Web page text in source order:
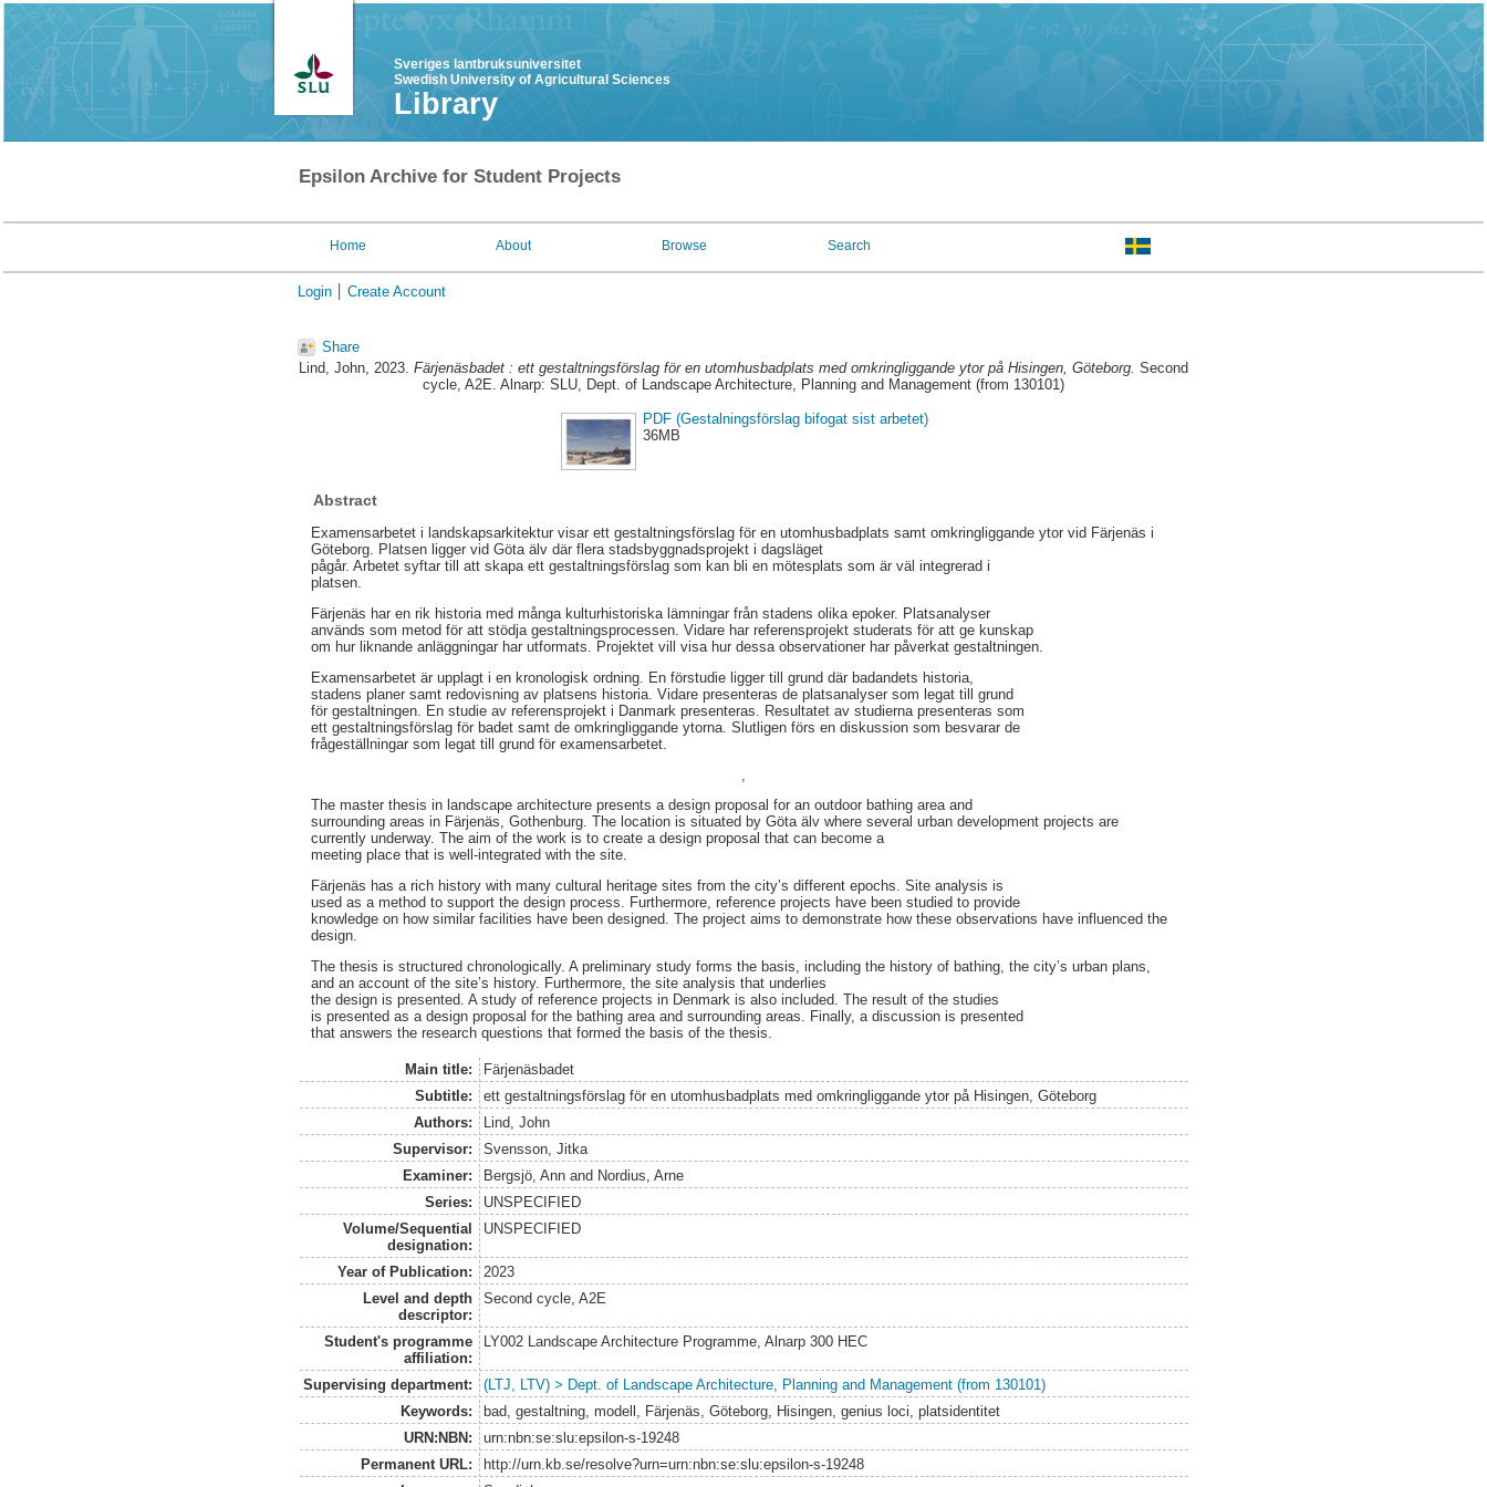
Sveriges lantbruksuniversitet
Swedish University of Agricultural Sciences
Library
Epsilon Archive for Student Projects
Home About Browse Search
Login Create Account
Share
Lind, John, 2023. Färjenäsbadet : ett gestaltningsförslag för en utomhusbadplats med omkringliggande ytor på Hisingen, Göteborg. Second
cycle, A2E. Alnarp: SLU, Dept. of Landscape Architecture, Planning and Management (from 130101)
PDF (Gestalningsförslag bifogat sist arbetet)
36MB
Abstract
Examensarbetet i landskapsarkitektur visar ett gestaltningsförslag för en utomhusbadplats samt omkringliggande ytor vid Färjenäs i
Göteborg. Platsen ligger vid Göta älv där flera stadsbyggnadsprojekt i dagsläget
pågår. Arbetet syftar till att skapa ett gestaltningsförslag som kan bli en mötesplats som är väl integrerad i
platsen.
Färjenäs har en rik historia med många kulturhistoriska lämningar från stadens olika epoker. Platsanalyser
används som metod för att stödja gestaltningsprocessen. Vidare har referensprojekt studerats för att ge kunskap
om hur liknande anläggningar har utformats. Projektet vill visa hur dessa observationer har påverkat gestaltningen.
Examensarbetet är upplagt i en kronologisk ordning. En förstudie ligger till grund där badandets historia,
stadens planer samt redovisning av platsens historia. Vidare presenteras de platsanalyser som legat till grund
för gestaltningen. En studie av referensprojekt i Danmark presenteras. Resultatet av studierna presenteras som
ett gestaltningsförslag för badet samt de omkringliggande ytorna. Slutligen förs en diskussion som besvarar de
frågeställningar som legat till grund för examensarbetet.
The master thesis in landscape architecture presents a design proposal for an outdoor bathing area and
surrounding areas in Färjenäs, Gothenburg. The location is situated by Göta älv where several urban development projects are
currently underway. The aim of the work is to create a design proposal that can become a
meeting place that is well-integrated with the site.
Färjenäs has a rich history with many cultural heritage sites from the city’s different epochs. Site analysis is
used as a method to support the design process. Furthermore, reference projects have been studied to provide
knowledge on how similar facilities have been designed. The project aims to demonstrate how these observations have influenced the
design.
The thesis is structured chronologically. A preliminary study forms the basis, including the history of bathing, the city’s urban plans,
and an account of the site’s history. Furthermore, the site analysis that underlies
the design is presented. A study of reference projects in Denmark is also included. The result of the studies
is presented as a design proposal for the bathing area and surrounding areas. Finally, a discussion is presented
that answers the research questions that formed the basis of the thesis.
Main title:
Färjenäsbadet
Subtitle:
ett gestaltningsförslag för en utomhusbadplats med omkringliggande ytor på Hisingen, Göteborg
Authors:
Lind, John
Supervisor:
Svensson, Jitka
Examiner:
Bergsjö, Annand Nordius, Arne
Series:
UNSPECIFIED
Volume/Sequential
designation:
UNSPECIFIED
Year of Publication:
2023
Level and depth
descriptor:
Second cycle, A2E
Student's programme
affiliation:
LY002 Landscape Architecture Programme, Alnarp 300 HEC
Supervising department:
(LTJ, LTV) > Dept. of Landscape Architecture, Planning and Management (from 130101)
Keywords:
bad, gestaltning, modell, Färjenäs, Göteborg, Hisingen, genius loci, platsidentitet
URN:NBN:
urn:nbn:se:slu:epsilon-s-19248
Permanent URL:
http://urn.kb.se/resolve?urn=urn:nbn:se:slu:epsilon-s-19248